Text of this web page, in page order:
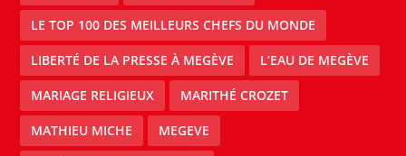
LE TOP 100 DES MEILLEURS CHEFS DU MONDE
LIBERTÉ DE LA PRESSE À MEGÈVE L’EAU DE MEGÈVE
MARIAGE RELIGIEUX MARITHÉ CROZET
MATHIEU MICHE MEGEVE